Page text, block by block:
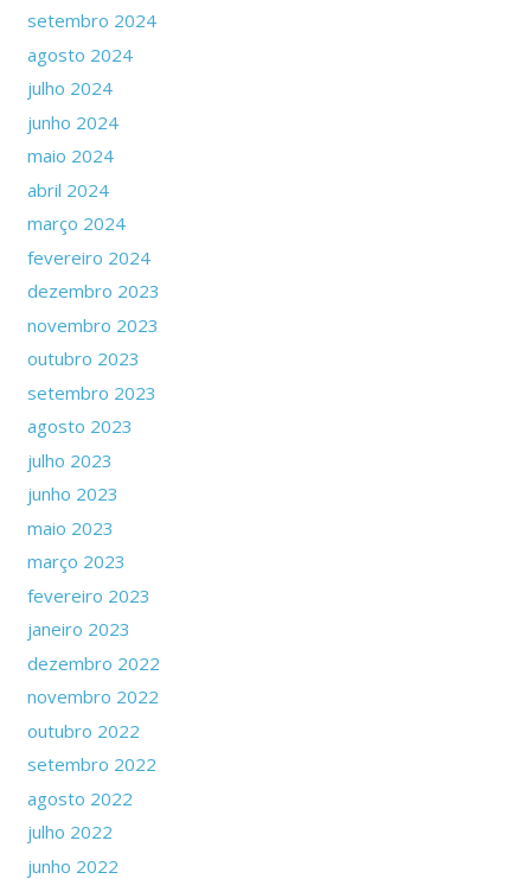
setembro 2024
agosto 2024
julho 2024
junho 2024
maio 2024
abril 2024
março 2024
fevereiro 2024
dezembro 2023
novembro 2023
outubro 2023
setembro 2023
agosto 2023
julho 2023
junho 2023
maio 2023
março 2023
fevereiro 2023
janeiro 2023
dezembro 2022
novembro 2022
outubro 2022
setembro 2022
agosto 2022
julho 2022
junho 2022